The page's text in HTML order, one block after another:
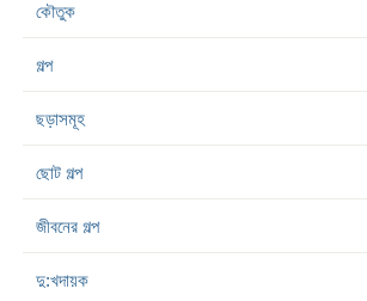
কৌতুক
গল্প
ছড়াসমূহ
ছোট গল্প
জীবনের গল্প
দু:খদায়ক